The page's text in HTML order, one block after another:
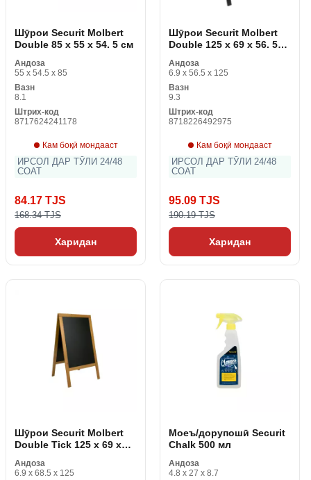
Шӯрои Securit Molbert
Double 85 x 55 x 54. 5 см
Андоза
55 x 54.5 x 85
Вазн
8.1
Штрих-код
8717624241178
Кам боқӣ мондааст
ИРСОЛ ДАР ТӮЛИ 24/48
СОАТ
84.17 TJS
168.34 TJS
Харидан
Шӯрои Securit Molbert
Double 125 x 69 x 56. 5
Андоза
6.9 x 56.5 x 125
Вазн
9.3
Штрих-код
8718226492975
Кам боқӣ мондааст
ИРСОЛ ДАР ТӮЛИ 24/48
СОАТ
95.09 TJS
190.19 TJS
Харидан
Шӯрои Securit Molbert
Double Tick 125 x 69 x
Андоза
6.9 x 68.5 x 125
Моеъ/дорупошӣ Securit
Chalk 500 мл
Андоза
4.8 x 27 x 8.7